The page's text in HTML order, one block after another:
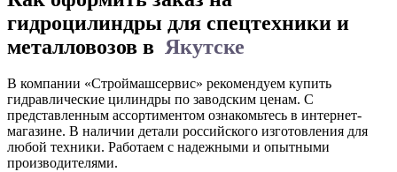
гидроцилиндры для спецтехники и
металловозов в Якутске
В компании «Строймашсервис» рекомендуем купить
гидравлические цилиндры по заводским ценам. С
представленным ассортиментом ознакомьтесь в интернет-
магазине. В наличии детали российского изготовления для
любой техники. Работаем с надежными и опытными
производителями.